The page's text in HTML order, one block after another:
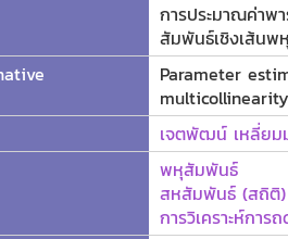
การประมาณค่าพ
สัมพันธ์เชิงเส้นพหุ
Parameter
เจตพัฒน์ เหลี่ยม
พหุสัมพันธ์
สหสัมพันธ์ (สถิติ)
การวิเคราะห์การ